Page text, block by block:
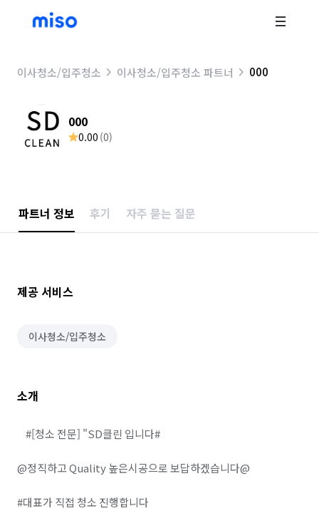
이사청소/입주청소 이사청소/입주청소 파트너 000
000
0.00 (0)
파트너 정보 후기 자주 묻는 질문
제공 서비스
이사청소/입주청소
소개
    #[청소 전문] "SD클린 입니다#
@정직하고 Quality 높은시공으로 보답하겠습니다@
#대표가 직접 청소 진행합니다